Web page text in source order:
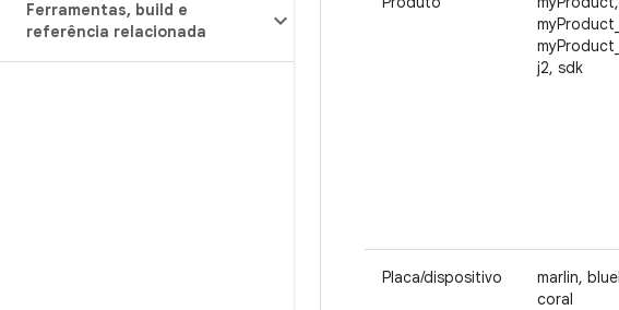
Ferramentas, build e
referência relacionada
j2, sdk
Placa/dispositivo
marlin,
coral